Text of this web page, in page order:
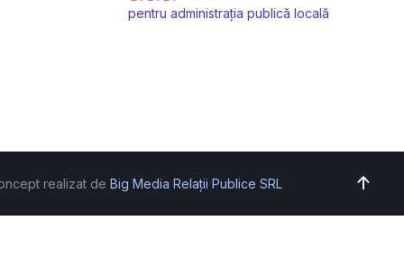
pentru administrația publică locală
realizat de Big Media Relații Publice SRL